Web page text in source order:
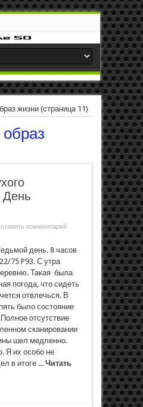
жизни(страница 11)
День
комментарий
день. 8 часов
75 P93. С утра
Такая была
погода, что сидеть
отвлечься. В
было состояние
отсутствие
сканировании
шел медленно.
Я их особо не
в итоге ... Читать